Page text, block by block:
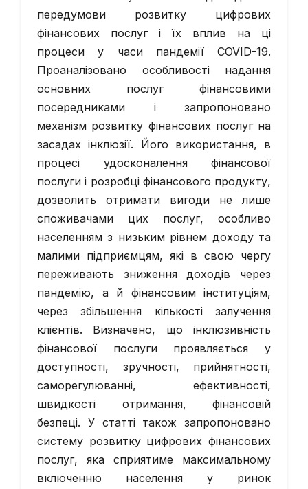
передумови розвитку цифрових
фінансових послуг і їх вплив на ці
процеси у часи пандемії COVID-19.
Проаналізовано особливості надання
основних послуг фінансовими
посередниками і запропоновано
механізм розвитку фінансових послуг на
засадах інклюзії. Його використання, в
процесі удосконалення фінансової
послуги і розробці фінансового продукту,
дозволить отримати вигоди не лише
споживачами цих послуг, особливо
населенням з низьким рівнем доходу та
малими підприємцям, які в свою чергу
переживають зниження доходів через
пандемію, а й фінансовим інституціям,
через збільшення кількості залучення
клієнтів. Визначено, що інклюзивність
фінансової послуги проявляється у
доступності, зручності, прийнятності,
саморегулюванні, ефективності,
швидкості отримання, фінансовій
безпеці. У статті також запропоновано
систему розвитку цифрових фінансових
послуг, яка сприятиме максимальному
включенню населення у ринок